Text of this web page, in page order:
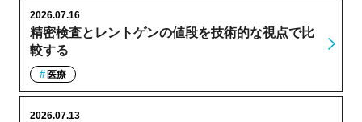
精密検査とレントゲンの値段を技術的な視点で比
較する
2026.07.16
医療
2026.07.13